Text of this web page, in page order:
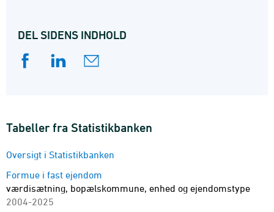
DEL SIDENS INDHOLD
Tabeller fra Statistikbanken
Oversigt i Statistikbanken
Formue i fast ejendom
værdisætning, bopælskommune, enhed og ejendomstype
2004-2025